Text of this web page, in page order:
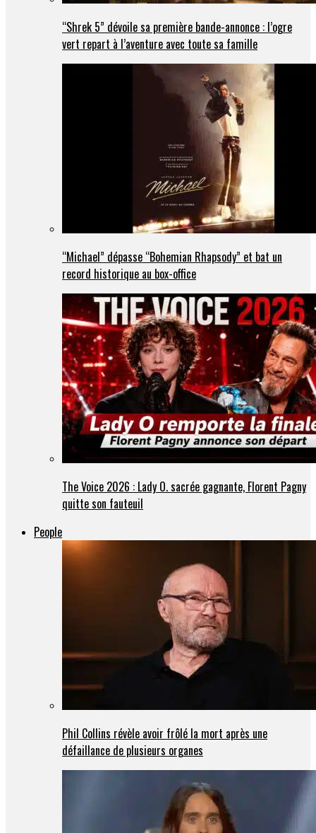
“Shrek 5” dévoile sa première bande-annonce : l’ogre
vert repart à l’aventure avec toute sa famille
“Michael” dépasse “Bohemian Rhapsody” et bat un
record historique au box-office
The Voice 2026 : Lady O. sacrée gagnante, Florent Pagny
quitte son fauteuil
People
Phil Collins révèle avoir frôlé la mort après une
défaillance de plusieurs organes